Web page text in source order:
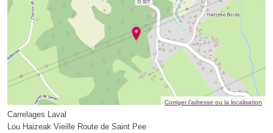
Corriger l’adresse ou la localisation
Carrelages Laval
Lou Haizeak Vieille Route de Saint Pee